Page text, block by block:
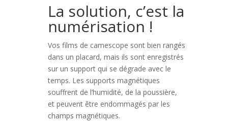
La solution, c’est la
numérisation !
Vos films de camescope sont bien rangés
dans un placard, mais ils sont enregistrés
sur un support qui se dégrade avec le
temps. Les supports magnétiques
souffrent de l’humidité, de la poussière,
et peuvent être endommagés par les
champs magnétiques.